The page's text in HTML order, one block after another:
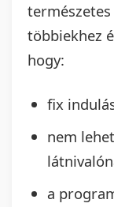
többiekhez
hogy:
fix
nem
a